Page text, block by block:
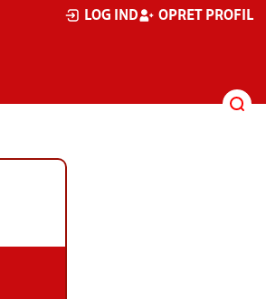
LOG IND OPRET PROFIL